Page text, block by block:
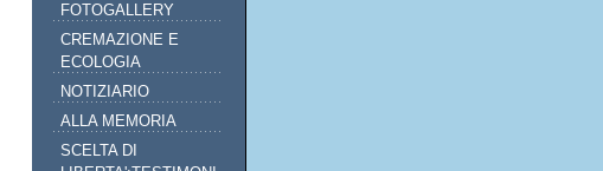
FOTOGALLERY
CREMAZIONE E
ECOLOGIA
NOTIZIARIO
ALLA MEMORIA
SCELTA DI